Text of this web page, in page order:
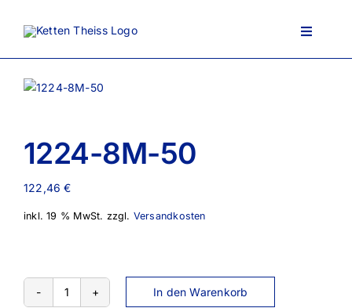
Inhalt
Toggle
AGB
1224-8M-50
122,46€
inkl. 19 % MwSt. zzgl. Versandkosten
1224-
In den Warenkorb